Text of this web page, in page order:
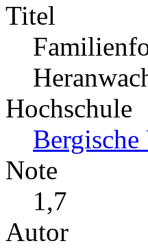
Titel
Hochschule
Note
1,7
Autor